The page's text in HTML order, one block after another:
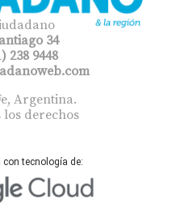
34
238 9448
Argentina.
los derechos
tecnología de: